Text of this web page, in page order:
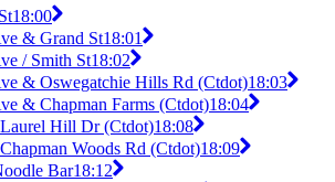
18:00
& Grand St18:01
/ Smith St18:02
& Oswegatchie Hills Rd (Ctdot)18:03
& Chapman Farms (Ctdot)18:04
Hill Dr (Ctdot)18:08
Woods Rd (Ctdot)18:09
Bar18:12